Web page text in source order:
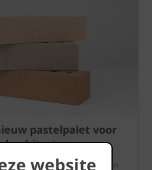
website
pastelpalet voor
met trots Cosmopolis, een